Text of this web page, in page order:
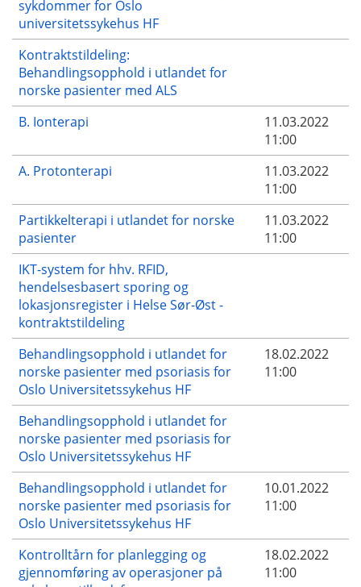
sykdommer for Oslo
universitetssykehus HF
Kontraktstildeling:
Behandlingsopphold i utlandet for
norske pasienter med ALS
B. Ionterapi
11.03.2022
11:00
A. Protonterapi
11.03.2022
11:00
Partikkelterapi i utlandet for norske
pasienter
11.03.2022
11:00
IKT-system for hhv. RFID,
hendelsesbasert sporing og
lokasjonsregister i Helse Sør-Øst -
kontraktstildeling
Behandlingsopphold i utlandet for
norske pasienter med psoriasis for
Oslo Universitetssykehus HF
18.02.2022
11:00
Behandlingsopphold i utlandet for
norske pasienter med psoriasis for
Oslo Universitetssykehus HF
Behandlingsopphold i utlandet for
norske pasienter med psoriasis for
Oslo Universitetssykehus HF
10.01.2022
11:00
Kontrolltårn for planlegging og
gjennomføring av operasjoner på
18.02.2022
11:00